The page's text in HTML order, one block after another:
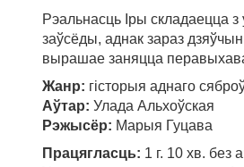
Рэальнасць Іры складаецца
заўсёды, аднак зараз
вырашае заняцца
Жанр: гісторыя аднаго
Аўтар: Улада Альхоўская
Рэжысёр: Марыя Гуцава
Працягласць: 1 г. 10 хв. без